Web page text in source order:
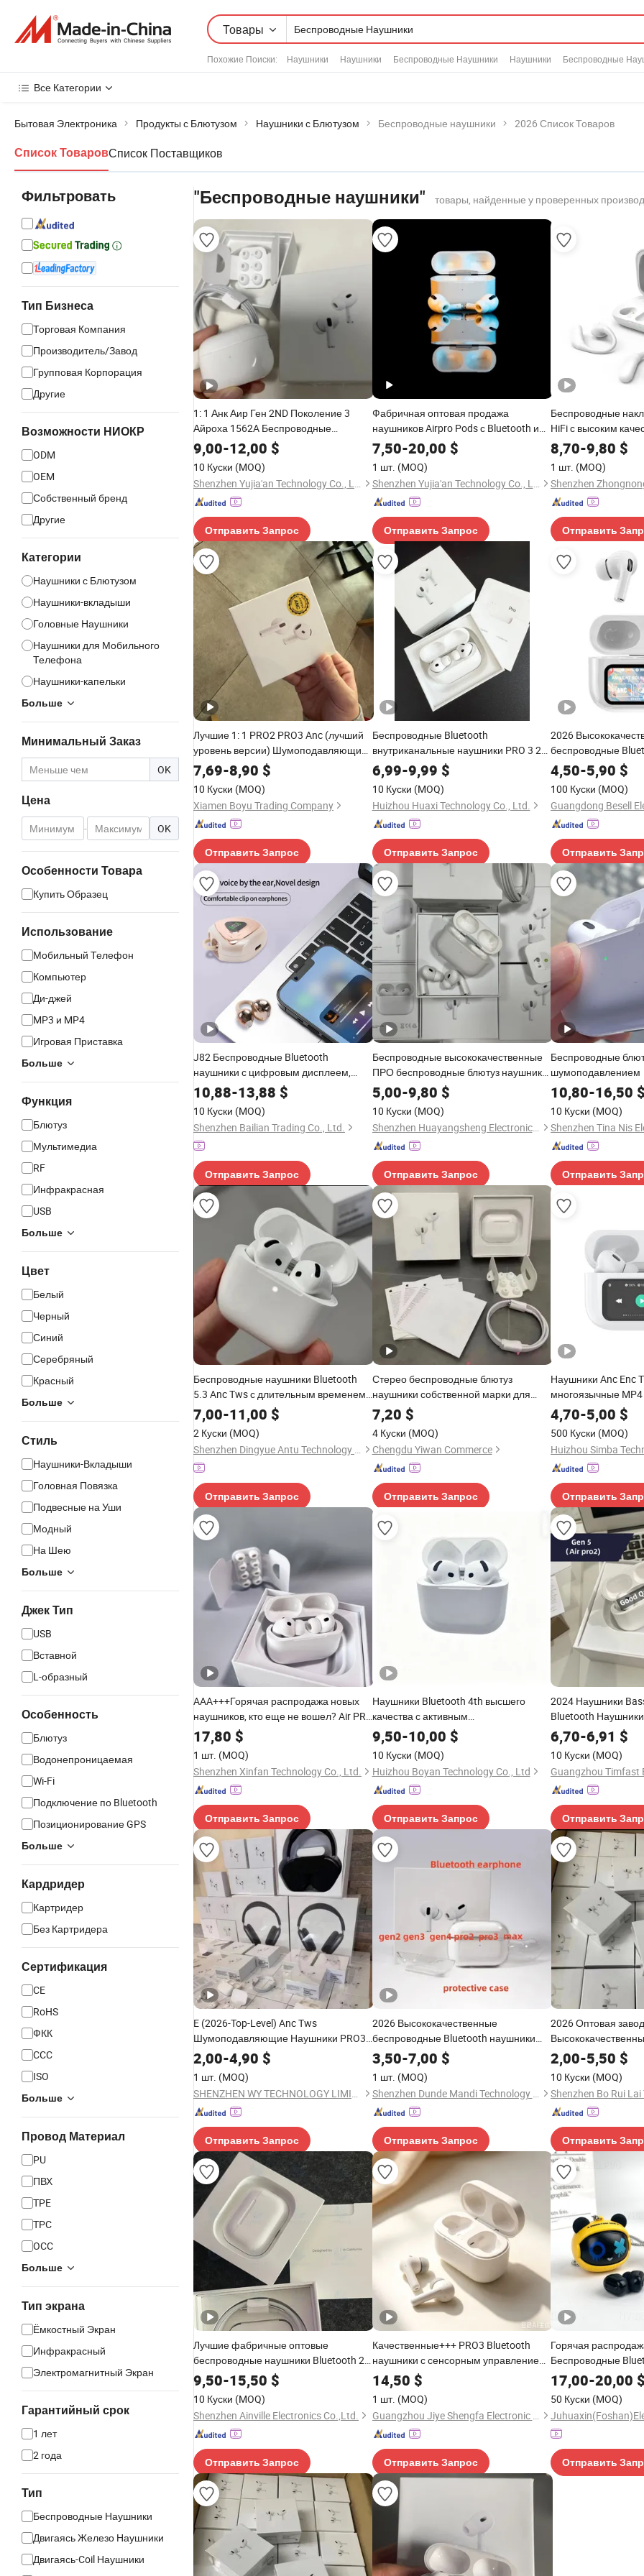
Товары
Похожие Поиски: Наушники Наушники Беспроводные Наушники Наушники Беспроводные
Все Категории
Бытовая Электроника Продукты с Блютузом Наушники с Блютузом Беспроводные наушники 2026 Список Товаров
Список ТоваровСписок Поставщиков
Фильтровать
Тип Бизнеса
Торговая Компания
Производитель/Завод
Групповая Корпорация
Другие
Возможности НИОКР
ODM
OEM
Собственный бренд
Другие
Категории
Наушники с Блютузом
Наушники-вкладыши
Головные Наушники
Наушники для Мобильного
Телефона
Наушники-капельки
Больше
Минимальный Заказ
OK
Цена
- OK
Особенности Товара
Купить Образец
Использование
Мобильный Телефон
Компьютер
Ди-джей
MP3 и MP4
Игровая Приставка
Больше
Функция
Блютуз
Мультимедиа
RF
Инфракрасная
USB
Больше
Цвет
Белый
Черный
Синий
Серебряный
Красный
Больше
Стиль
Наушники-Вкладыши
Головная Повязка
Подвесные на Уши
Модный
На Шею
Больше
Джек Тип
USB
Вставной
L-образный
Особенность
Блютуз
Водонепроницаемая
Wi-Fi
Подключение по Bluetooth
Позиционирование GPS
Больше
Кардридер
Картридер
Без Картридера
Сертификация
CE
RoHS
ФКК
CCC
ISO
Больше
Провод Материал
PU
ПВХ
TPE
TPC
OCC
Больше
Тип экрана
Ёмкостный Экран
Инфракрасный
Электромагнитный Экран
Гарантийный срок
1 лет
2 года
Тип
Беспроводные Наушники
Двигаясь Железо Наушники
Двигаясь-Coil Наушники
"Беспроводные наушники" товары, найденные у проверенных
1: 1 Анк Аир Ген 2ND Поколение 3
Айроха 1562A Беспроводные
наушники Твс Блютуз Наушники ПРО
9,00-12,00 $
10 Куски (MOQ)
Shenzhen Yujia'an Technology Co., Ltd.
Отправить Запрос
Фабричная оптовая продажа
наушников Airpro Pods с Bluetooth и
серийным номером
7,50-20,00 $
1 шт. (MOQ)
Shenzhen Yujia'an Technology Co., Ltd.
Отправить Запрос
Беспроводные
HiFi с высоким
длительным
спортивным
8,70-9,80 $
1 шт. (MOQ)
Отправить
Лучшие 1: 1 PRO2 PRO3 Anc (лучший
уровень версии) Шумоподавляющие
беспроводные Bluetooth наушники
Eheadphone Air PRO 2 3 4 Pods Max
гарнитура наушники
7,69-8,90 $
10 Куски (MOQ)
Xiamen Boyu Trading Company
Отправить Запрос
Беспроводные Bluetooth
внутриканальные наушники PRO 3 2
4th с шумоподавлением и очень
долгим временем работы от батареи
6,99-9,99 $
10 Куски (MOQ)
Huizhou Huaxi Technology Co., Ltd.
Отправить Запрос
2026
беспроводные
функцией
заводской цене
4,50-5,90 $
100 Куски (MOQ)
Отправить
J82 Беспроводные Bluetooth
наушники с цифровым дисплеем,
стерео звук
10,88-13,88 $
10 Куски (MOQ)
Shenzhen Bailian Trading Co., Ltd.
Отправить Запрос
Беспроводные высококачественные
ПРО беспроводные блютуз наушники
с активным шумоподавлением 2ND
Ген
5,00-9,80 $
10 Куски (MOQ)
Shenzhen Huayangsheng Electronic Technology Co., Ltd.
Отправить Запрос
Беспроводные
шумоподавлением
10,80-16,50 $
10 Куски (MOQ)
Отправить
Беспроводные наушники Bluetooth
5.3 Anc Tws с длительным временем
работы от батареи, внутриканальные
наушники с зарядным боксом PRO 2 3
4 Макс Стиль Звонок
Шумоподавление Спортивные
внутриканальные наушники
7,00-11,00 $
2 Куски (MOQ)
Shenzhen Dingyue Antu Technology Co., Ltd.
Отправить Запрос
Стерео беспроводные блютуз
наушники собственной марки для
вечеринки
7,20 $
4 Куски (MOQ)
Chengdu Yiwan Commerce
Отправить Запрос
Наушники Anc Enc
многоязычные
Bluetooth наушники
4,70-5,00 $
500 Куски (MOQ)
Huizhou Simba
Отправить
AAA+++Горячая распродажа новых
наушников, кто еще не вошел? Air PRO
3 Беспроводные Bluetooth наушники,
1: 1 Обнаружение вызовов + Активное
шумоподавление (ANC)
17,80 $
1 шт. (MOQ)
Shenzhen Xinfan Technology Co., Ltd.
Отправить Запрос
Наушники Bluetooth 4th высшего
качества с активным
шумоподавлением
9,50-10,00 $
10 Куски (MOQ)
Huizhou Boyan Technology Co., Ltd
Отправить Запрос
2024 Наушники
Bluetooth
Наушники Air PRO2
6,70-6,91 $
10 Куски (MOQ)
Отправить
E (2026-Top-Level) Anc Tws
Шумоподавляющие Наушники PRO3
PRO2 Беспроводные Bluetooth
Наушники Игровая Гарнитура
Наушники Стерео Наушники Air PRO
Max 2 3 4 Pods
2,00-4,90 $
1 шт. (MOQ)
SHENZHEN WY TECHNOLOGY LIMITED
Отправить Запрос
2026 Высококачественные
беспроводные Bluetooth наушники
PRO3 PRO2 с активным
шумоподавлением и прозрачным
чехлом для PRO 2 3 4 Max чехол USB-
C 3rd поколение
3,50-7,00 $
1 шт. (MOQ)
Shenzhen Dunde Mandi Technology Co., Ltd.
Отправить Запрос
2026 Оптовая
Беспроводные
оригинальные
Handsfree внутри
Earpods, истинные
стерео
2,00-5,50 $
10 Куски (MOQ)
Отправить
Лучшие фабричные оптовые
беспроводные наушники Bluetooth 2
беспроводные наушники с
шумоподавлением
9,50-15,50 $
10 Куски (MOQ)
Shenzhen Ainville Electronics Co.,Ltd.
Отправить Запрос
Качественные+++ PRO3 Bluetooth
наушники с сенсорным управлением
и автоматическим
шумоподавлениемtap Ссылка для
автоматического
шумоподавленияclick Ссылка для
автоматического шумоподавления
14,50 $
1 шт. (MOQ)
Guangzhou Jiye Shengfa Electronic Technology Co., Ltd.
Отправить Запрос
Горячая
Беспроводные
вкладыши с высоким
и зарядным боксом
Bluetooth наушники
17,00-20,00 $
50 Куски (MOQ)
Отправить